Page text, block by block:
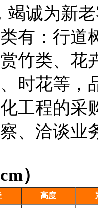
竭诚为新
有：行道
竹类、花
时花等，
工程的采
、洽谈业
）
高度